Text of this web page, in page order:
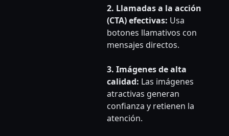
2. Llamadas a la acción
(CTA) efectivas: Usa
botones llamativos con
mensajes directos.
3. Imágenes de alta
calidad: Las imágenes
atractivas generan
confianza y retienen la
atención.